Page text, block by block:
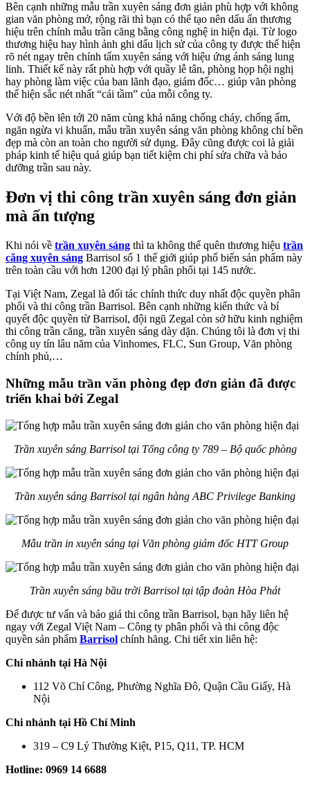
Bên cạnh những mẫu trần xuyên sáng đơn giản phù hợp với không
gian văn phòng mở, rộng rãi thì bạn có thể tạo nên dấu ấn thương
hiệu trên chính mẫu trần căng bằng công nghệ in hiện đại. Từ logo
thương hiệu hay hình ảnh ghi dấu lịch sử của công ty được thể hiện
rõ nét ngay trên chính tấm xuyên sáng với hiệu ứng ánh sáng lung
linh. Thiết kế này rất phù hợp với quầy lễ tân, phòng họp hội nghị
hay phòng làm việc của ban lãnh đạo, giám đốc… giúp văn phòng
thể hiện sắc nét nhất “cái tầm” của mỗi công ty.
Với độ bền lên tới 20 năm cùng khả năng chống cháy, chống ẩm,
ngăn ngừa vi khuẩn, mẫu trần xuyên sáng văn phòng không chỉ bền
đẹp mà còn an toàn cho người sử dụng. Đây cũng được coi là giải
pháp kinh tế hiệu quả giúp bạn tiết kiệm chi phí sửa chữa và bảo
dưỡng trần sau này.
Đơn vị thi công trần xuyên sáng đơn giản
mà ấn tượng
Khi nói về trần xuyên sáng thì ta không thể quên thương hiệu trần
căng xuyên sáng Barrisol số 1 thế giới giúp phổ biến sản phẩm này
trên toàn cầu với hơn 1200 đại lý phân phối tại 145 nước.
Tại Việt Nam, Zegal là đối tác chính thức duy nhất độc quyền phân
phối và thi công trần Barrisol. Bên cạnh những kiến thức và bí
quyết độc quyền từ Barrisol, đội ngũ Zegal còn sở hữu kinh nghiệm
thi công trần căng, trần xuyên sáng dày dặn. Chúng tôi là đơn vị thi
công uy tín lâu năm của Vinhomes, FLC, Sun Group, Văn phòng
chính phủ,…
Những mẫu trần văn phòng đẹp đơn giản đã được
triển khai bởi Zegal
Trần xuyên sáng Barrisol tại Tổng công ty 789 – Bộ quốc phòng
Trần xuyên sáng Barrisol tại ngân hàng ABC Privilege Banking
Mẫu trần in xuyên sáng tại Văn phòng giám đốc HTT Group
Trần xuyên sáng bầu trời Barrisol tại tập đoàn Hòa Phát
Để được tư vấn và báo giá thi công trần Barrisol, bạn hãy liên hệ
ngay với Zegal Việt Nam – Công ty phân phối và thi công độc
quyền sản phẩm Barrisol chính hãng. Chi tiết xin liên hệ:
Chi nhánh tại Hà Nội
112 Võ Chí Công, Phường Nghĩa Đô, Quận Cầu Giấy, Hà
Nội
Chi nhánh tại Hồ Chí Minh
319 – C9 Lý Thường Kiệt, P15, Q11, TP. HCM
Hotline: 0969 14 6688